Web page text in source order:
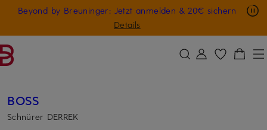
ZUM HAUPTINHALT ÜBERSPRINGEN
Beyond by Breuninger: Jetzt anmelden & 20€ sichern
Details
Nur in der App: -10 € auf digitale Geschenkkarten
GESCHENK20
BOSS
Schnürer DERREK